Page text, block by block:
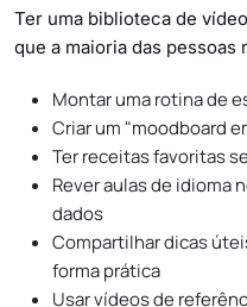
Ter uma biblioteca de
que a maioria das pessoas
Montar uma rotina de
Criar um "moodboard
Ter receitas favoritas
Rever aulas de idioma
dados
Compartilhar dicas
forma prática
Usar vídeos de